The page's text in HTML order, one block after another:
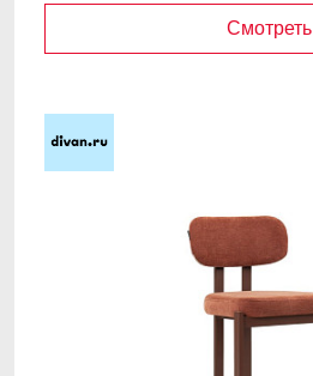
Смотреть